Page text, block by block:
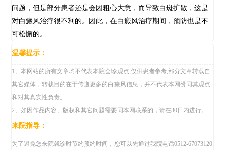
问题，但是部分患者还是会因粗心大意，而导致白斑扩散，这是
对白癜风治疗很不利的。因此，在白癜风治疗期间，预防也是不
可松懈的。
温馨提示：
1、本网站的所有文章均不代表本院会诊观点,仅供患者参考,部分文章转载自
其它媒体，转载目的在于传递更多的白癜风信息，并不代表本网赞同其观点
和对其真实性负责。
2、如因作品内容、版权和其它问题需要同本网联系的，请在30日内进行。
来院指导：
为了避免您来院就诊时节约预约时间，您可以先通过我院电话0512-67073120